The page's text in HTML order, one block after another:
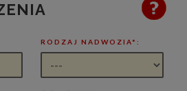
RODZAJ NADWOZIA*: